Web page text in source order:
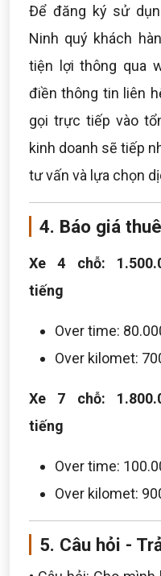
Để đăng ký sử
Ninh quý khách
tiện lợi thông qua
điền thông tin liên
gọi trực tiếp vào
kinh doanh sẽ tiếp
tư vấn và lựa chọn
4. Báo giá
Xe 4 chỗ:
tiếng
Over time:
Over kilomet:
Xe 7 chỗ:
tiếng
Over time:
Over kilomet:
5. Câu hỏi -